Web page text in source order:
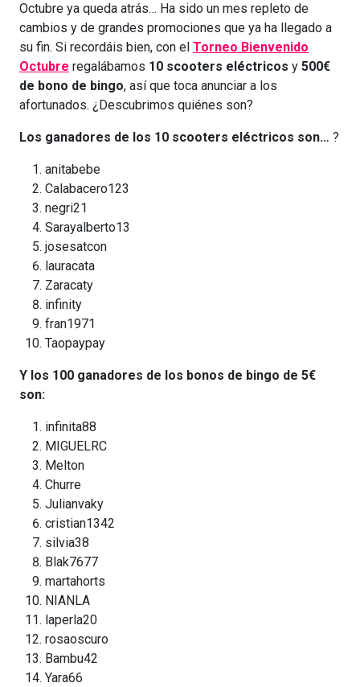
Octubre ya queda atrás… Ha sido un mes repleto de
cambios y de grandes promociones que ya ha llegado a
su fin. Si recordáis bien, con el Torneo Bienvenido
Octubre regalábamos 10 scooters eléctricos y 500€
de bono de bingo, así que toca anunciar a los
afortunados. ¿Descubrimos quiénes son?
Los ganadores de los 10 scooters eléctricos son… ?
anitabebe
Calabacero123
negri21
Sarayalberto13
josesatcon
lauracata
Zaracaty
infinity
fran1971
Taopaypay
Y los 100 ganadores de los bonos de bingo de 5€
son:
infinita88
MIGUELRC
Melton
Churre
Julianvaky
cristian1342
silvia38
Blak7677
martahorts
NIANLA
laperla20
rosaoscuro
Bambu42
Yara66